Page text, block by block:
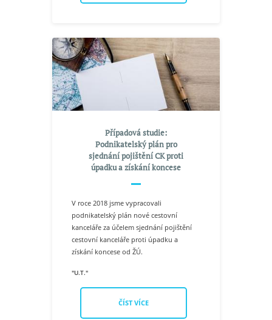
Případová studie:
Podnikatelský plán pro
sjednání pojištění CK proti
úpadku a získání koncese
V roce 2018 jsme vypracovali
podnikatelský plán nové cestovní
kanceláře za účelem sjednání pojištění
cestovní kanceláře proti úpadku a
získání koncese od ŽÚ.
"U.T."
ČÍST VÍCE